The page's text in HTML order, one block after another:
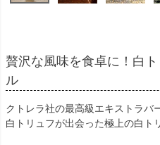
贅沢な風味を食卓に！白
ル
クトレラ社の最高級エキストラバ
白トリュフが出会った極上の白ト